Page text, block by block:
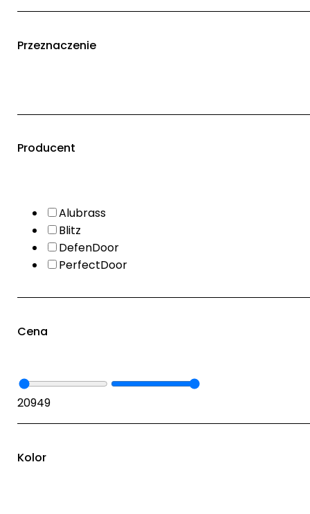
Przeznaczenie
Producent
Alubrass
Blitz
DefenDoor
PerfectDoor
Cena
20949
Kolor